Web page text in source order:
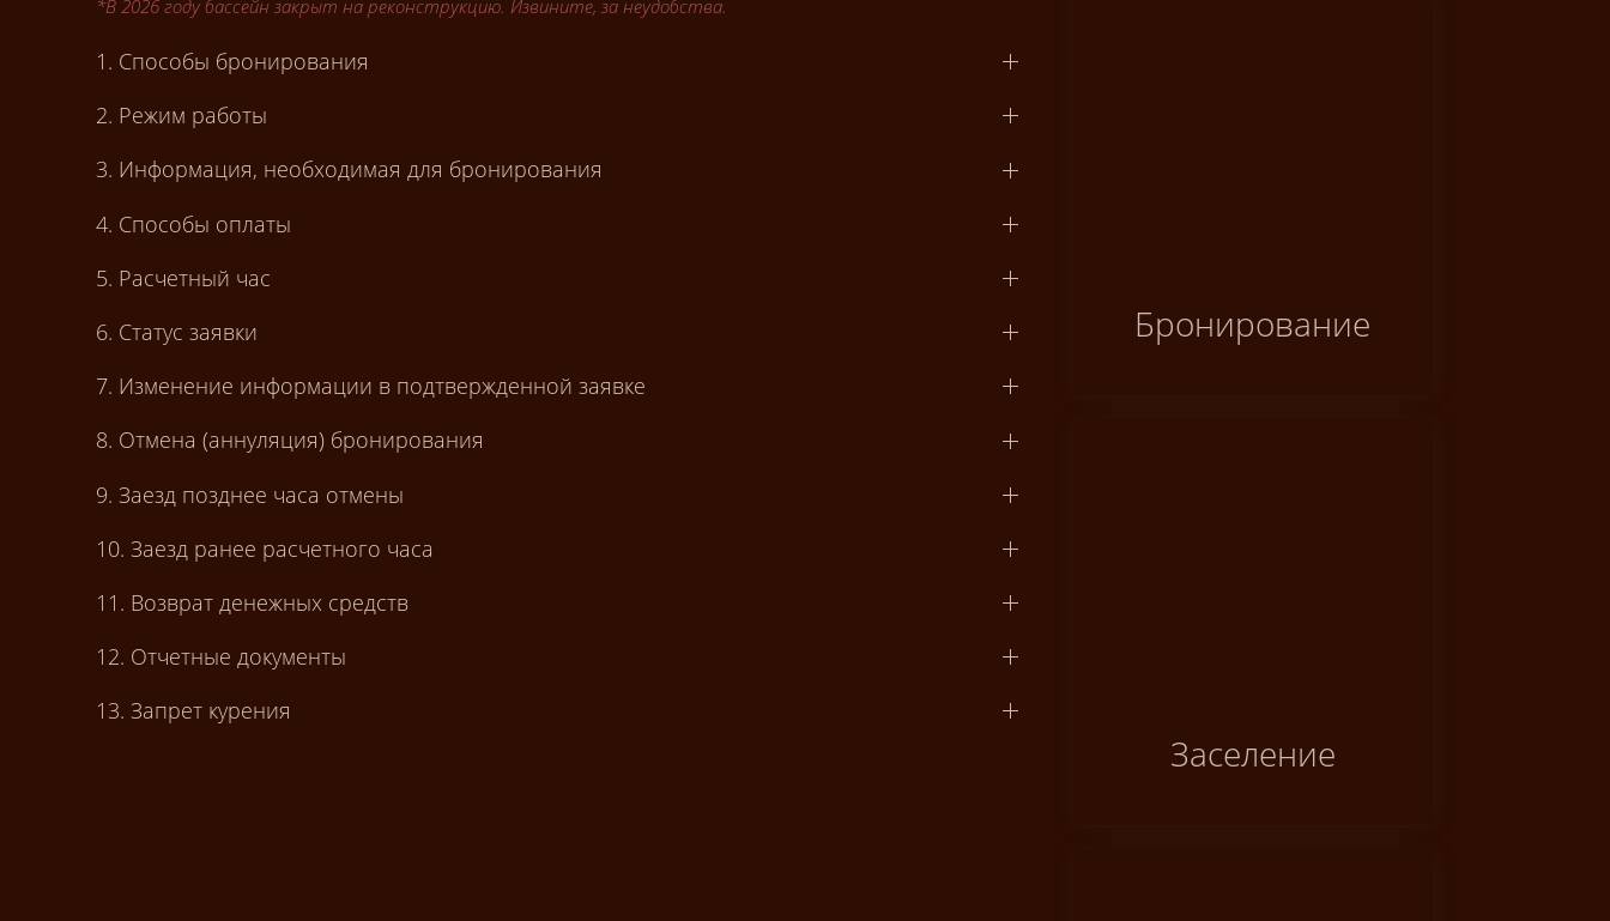
*В 2026 году бассейн закрыт на реконструкцию. Извините, за неудобства.
1. Способы бронирования
2. Режим работы
3. Информация, необходимая для бронирования
4. Способы оплаты
5. Расчетный час
6. Статус заявки
7. Изменение информации в подтвержденной заявке
8. Отмена (аннуляция) бронирования
9. Заезд позднее часа отмены
10. Заезд ранее расчетного часа
11. Возврат денежных средств
12. Отчетные документы
13. Запрет курения
Бронирование
Заселение